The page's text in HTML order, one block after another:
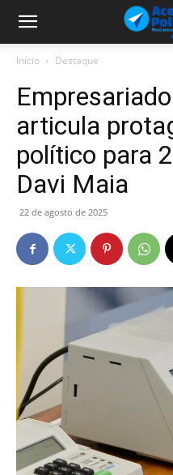
Início Destaque
articula
político para
Davi Maia
22 de agosto de 2025